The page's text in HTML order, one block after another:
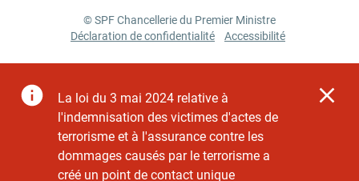
© SPF Chancellerie du Premier Ministre
Déclaration de confidentialité
Accessibilité
La loi du 3 mai 2024 relative à
l'indemnisation des victimes d'actes de
terrorisme et à l'assurance contre les
dommages causés par le terrorisme a
créé un point de contact unique